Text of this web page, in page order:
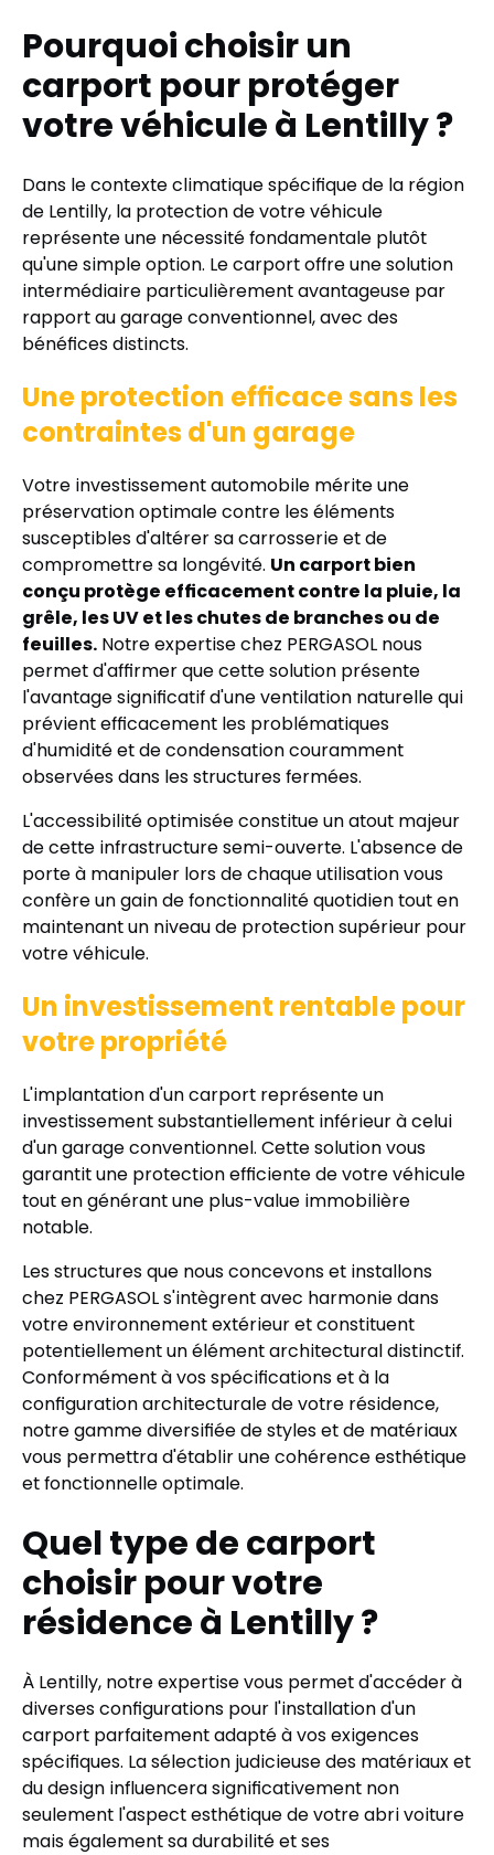
Pourquoi choisir un
carport pour protéger
votre véhicule à Lentilly ?
Dans le contexte climatique spécifique de la région
de Lentilly, la protection de votre véhicule
représente une nécessité fondamentale plutôt
qu'une simple option. Le carport offre une solution
intermédiaire particulièrement avantageuse par
rapport au garage conventionnel, avec des
bénéfices distincts.
Une protection efficace sans les
contraintes d'un garage
Votre investissement automobile mérite une
préservation optimale contre les éléments
susceptibles d'altérer sa carrosserie et de
compromettre sa longévité. Un carport bien
conçu protège efficacement contre la pluie, la
grêle, les UV et les chutes de branches ou de
feuilles. Notre expertise chez PERGASOL nous
permet d'affirmer que cette solution présente
l'avantage significatif d'une ventilation naturelle qui
prévient efficacement les problématiques
d'humidité et de condensation couramment
observées dans les structures fermées.
L'accessibilité optimisée constitue un atout majeur
de cette infrastructure semi-ouverte. L'absence de
porte à manipuler lors de chaque utilisation vous
confère un gain de fonctionnalité quotidien tout en
maintenant un niveau de protection supérieur pour
votre véhicule.
Un investissement rentable pour
votre propriété
L'implantation d'un carport représente un
investissement substantiellement inférieur à celui
d'un garage conventionnel. Cette solution vous
garantit une protection efficiente de votre véhicule
tout en générant une plus-value immobilière
notable.
Les structures que nous concevons et installons
chez PERGASOL s'intègrent avec harmonie dans
votre environnement extérieur et constituent
potentiellement un élément architectural distinctif.
Conformément à vos spécifications et à la
configuration architecturale de votre résidence,
notre gamme diversifiée de styles et de matériaux
vous permettra d'établir une cohérence esthétique
et fonctionnelle optimale.
Quel type de carport
choisir pour votre
résidence à Lentilly ?
À Lentilly, notre expertise vous permet d'accéder à
diverses configurations pour l'installation d'un
carport parfaitement adapté à vos exigences
spécifiques. La sélection judicieuse des matériaux et
du design influencera significativement non
seulement l'aspect esthétique de votre abri voiture
mais également sa durabilité et ses